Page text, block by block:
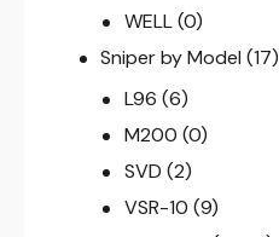
WELL (0)
Sniper by Model (17)
L96 (6)
M200 (0)
SVD (2)
VSR-10 (9)